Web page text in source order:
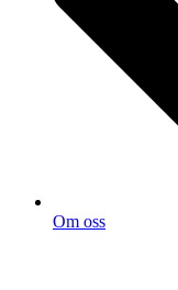
Om oss